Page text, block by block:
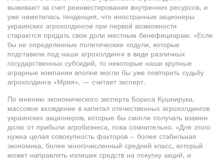
выживают за счет реинвестирования внутренних ресурсов, и
уже наметилась тенденция, что иностранные акционеры
украинских агрохолдингов при первой возможности
стараются продать свои доли местным бенефициарам. «Если
бы не определенные политические ходули, которые
подставили под наши агрохолдинги в виде различных
государственных субсидий, то некоторые наши крупные
аграрные компании вполне могли бы уже повторить судьбу
агрохолдинга «Мрия», — считает эксперт.
По мнению экономического эксперта Бориса Кушнирука,
массовое вхождение в капитал отечественных агрохолдингов
украинских акционеров, которые бы смогли получать взамен
долю от прибыли агробизнеса, пока сомнительно. «Для этого
нужна целая совокупность факторов – более стабильная
экономика, более многочисленный средний класс, который
может направлять излишек средств на покупку акций, и